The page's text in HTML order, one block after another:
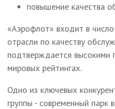
повышение качества
«Аэрофлот» входит в
отрасли по качеству
подтверждается высокими
мировых рейтингах.
Одно из ключевых
группы - современный парк